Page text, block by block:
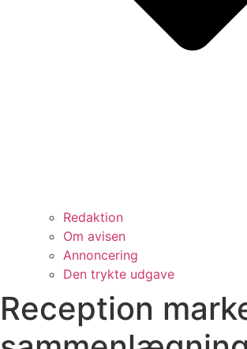
Redaktion
Om avisen
Annoncering
Den trykte udgave
Reception